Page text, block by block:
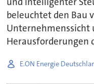
beleuchtet den Bau
Unternehmenssicht
Herausforderungen
E.ON Energie